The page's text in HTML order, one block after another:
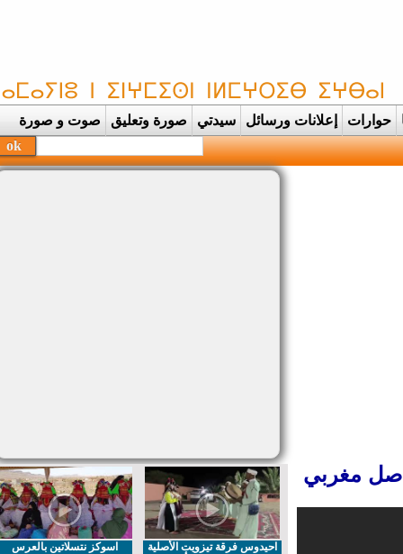
حوارات إعلانات ورسائل سيدتي صورة وتعليق صوت و صورة
مغربي
احيدوس فرقة تيزويت الأصلية
اسوكز نتسلاتين بالعرس